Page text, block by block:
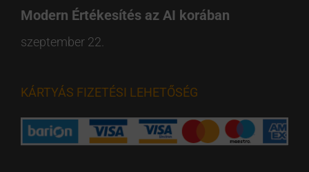
Modern Értékesítés az AI korában
szeptember 22.
KÁRTYÁS FIZETÉSI LEHETŐSÉG